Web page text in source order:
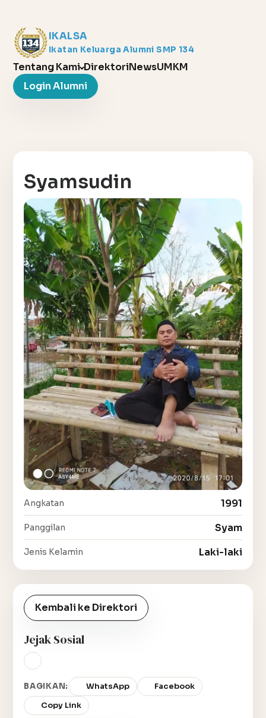
IKALSA
Ikatan Keluarga Alumni SMP 134
Tentang Kami DirektoriNewsUMKM
Login Alumni
Syamsudin
Angkatan 1991
Panggilan Syam
Jenis Kelamin Laki-laki
Kembali ke Direktori
Jejak Sosial
BAGIKAN: WhatsApp
Facebook
Copy Link